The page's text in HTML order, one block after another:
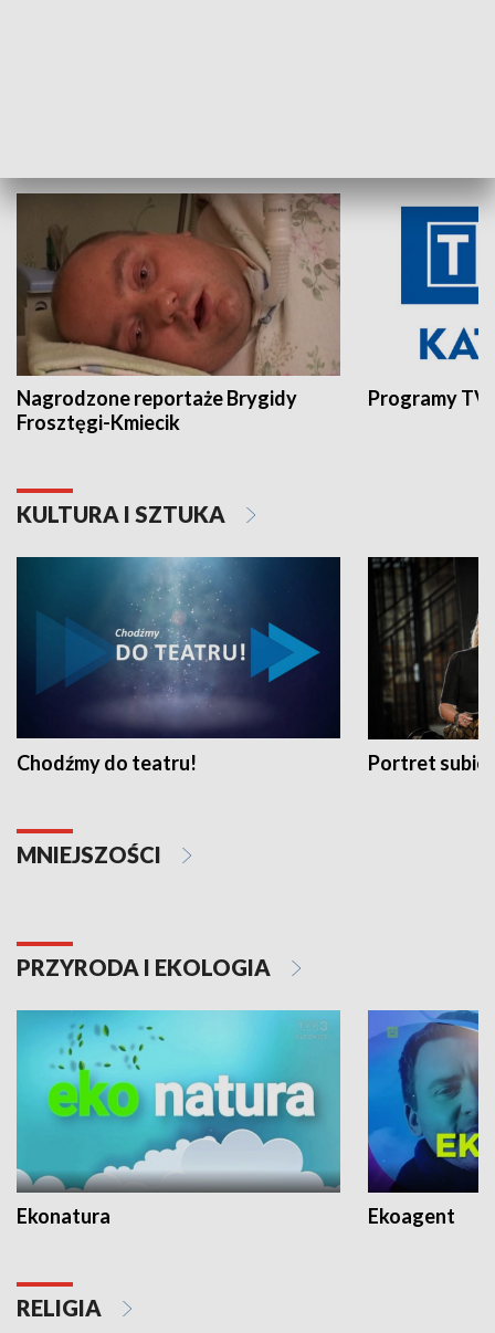
Nagrodzone reportaże Brygidy
Frosztęgi-Kmiecik
Programy
KULTURA I SZTUKA
Chodźmy do teatru! Portret
MNIEJSZOŚCI
PRZYRODA I EKOLOGIA
Ekonatura Ekoagent
RELIGIA